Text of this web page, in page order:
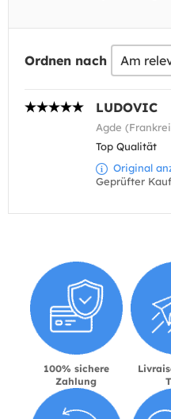
Ordnen nach
LUDOVIC
Agde
Top Qualität
Original
Geprüfter Kauf
100% sichere
Zahlung